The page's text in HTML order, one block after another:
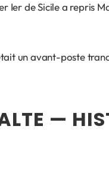
Ier de Sicile a repris
un avant-poste
—